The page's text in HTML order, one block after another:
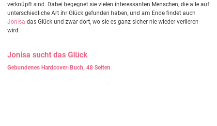
verknüpft sind. Dabei begegnet sie vielen interessanten Menschen, die alle auf
unterschiedliche Art ihr Glück gefunden haben, und am Ende findet auch
Jonisa das Glück und zwar dort, wo sie es ganz sicher nie wieder verlieren
wird.
Jonisa sucht das Glück
Gebundenes Hardcover-Buch, 48 Seiten